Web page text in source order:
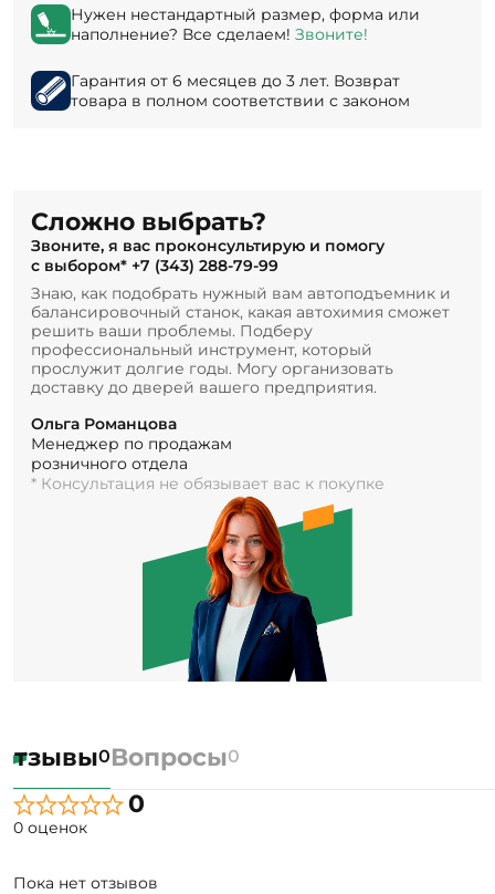
Нужен нестандартный размер, форма или
наполнение? Все сделаем! Звоните!
Гарантия от 6 месяцев до 3 лет. Возврат
товара в полном соответствии с законом
Сложно выбрать?
Звоните, я вас проконсультирую и помогу
с выбором* +7 (343) 288-79-99
Знаю, как подобрать нужный вам автоподъемник и
балансировочный станок, какая автохимия сможет
решить ваши проблемы. Подберу
профессиональный инструмент, который
прослужит долгие годы. Могу организовать
доставку до дверей вашего предприятия.
Ольга Романцова
Менеджер по продажам
розничного отдела
* Консультация не обязывает вас к покупке
0Вопросы0
0
0 оценок
Пока нет отзывов